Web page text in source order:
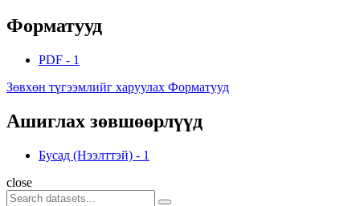
Форматууд
PDF - 1
Зөвхөн түгээмлийг харуулах Форматууд
Ашиглах зөвшөөрлүүд
Бусад (Нээлттэй) - 1
close